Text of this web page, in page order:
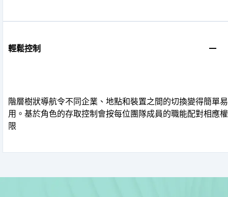
輕鬆控制
階層樹狀導航令不同企業、地點和裝置之間的切換變得簡單易
用。基於角色的存取控制會按每位團隊成員的職能配對相應權
限